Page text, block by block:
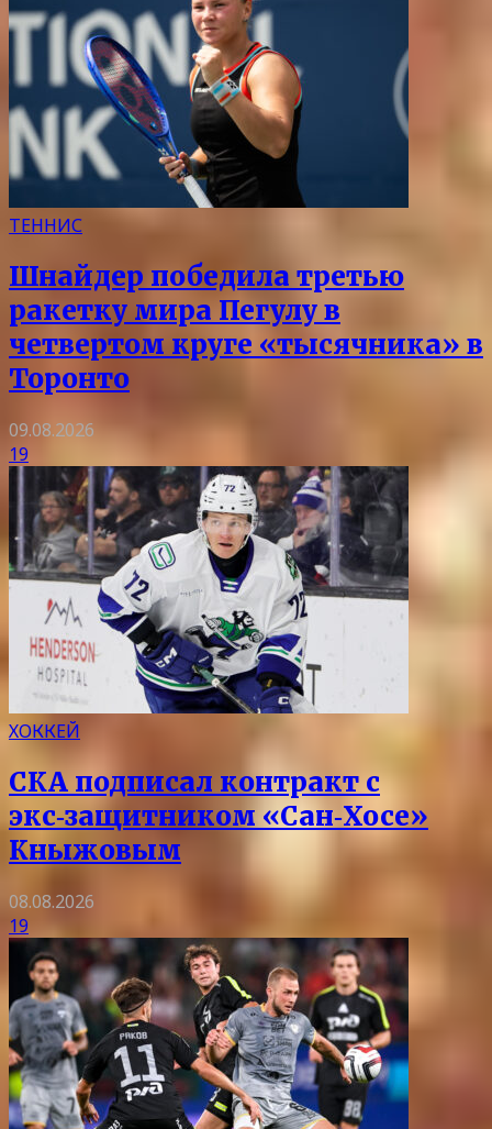
ТЕННИС
Шнайдер победила третью
ракетку мира Пегулу в
четвертом круге «тысячника» в
Торонто
09.08.2026
19
ХОККЕЙ
СКА подписал контракт с
экс‑защитником «Сан‑Хосе»
Кныжовым
08.08.2026
19